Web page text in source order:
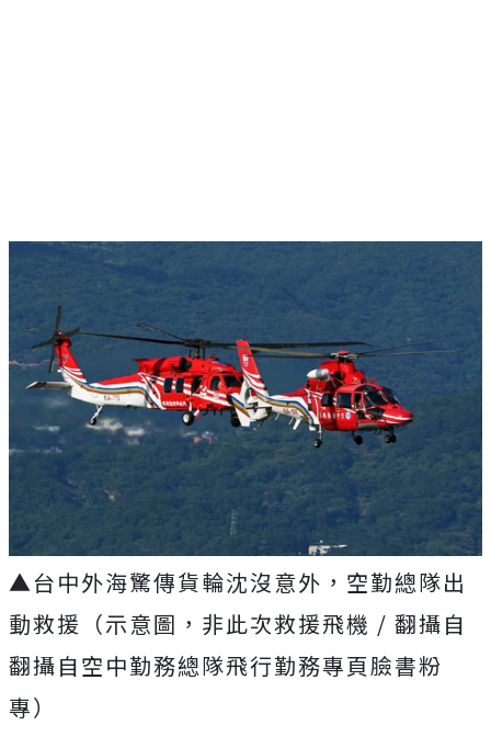
▲台中外海驚傳貨輪沈沒意外，空勤總隊出
動救援（示意圖，非此次救援飛機 / 翻攝自
翻攝自空中勤務總隊飛行勤務專頁臉書粉
專）